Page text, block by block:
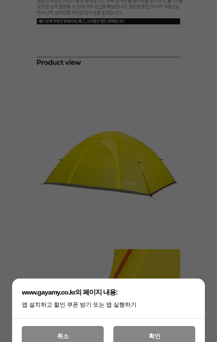
www.gayamy.co.kr의 페이지 내용:
앱 설치하고 할인 쿠폰 받기 또는 앱 실행하기
취소 확인